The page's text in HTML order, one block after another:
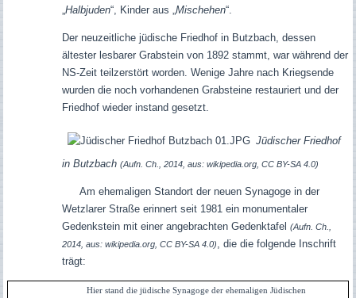
„Halbjuden“, Kinder aus „Mischehen“.
Der neuzeitliche jüdische Friedhof in Butzbach, dessen
ältester lesbarer Grabstein von 1892 stammt, war während der
NS-Zeit teilzerstört worden. Wenige Jahre nach Kriegsende
wurden die noch vorhandenen Grabsteine restauriert und der
Friedhof wieder instand gesetzt.
Jüdischer Friedhof
in Butzbach (Aufn. Ch., 2014, aus: wikipedia.org, CC BY-SA 4.0)
Am ehemaligen Standort der neuen Synagoge in der
Wetzlarer Straße erinnert seit 1981 ein monumentaler
Gedenkstein mit einer angebrachten Gedenktafel (Aufn. Ch.,
2014, aus: wikipedia.org, CC BY-SA 4.0), die die folgende Inschrift
trägt:
Hier stand die jüdische Synagoge der ehemaligen Jüdischen